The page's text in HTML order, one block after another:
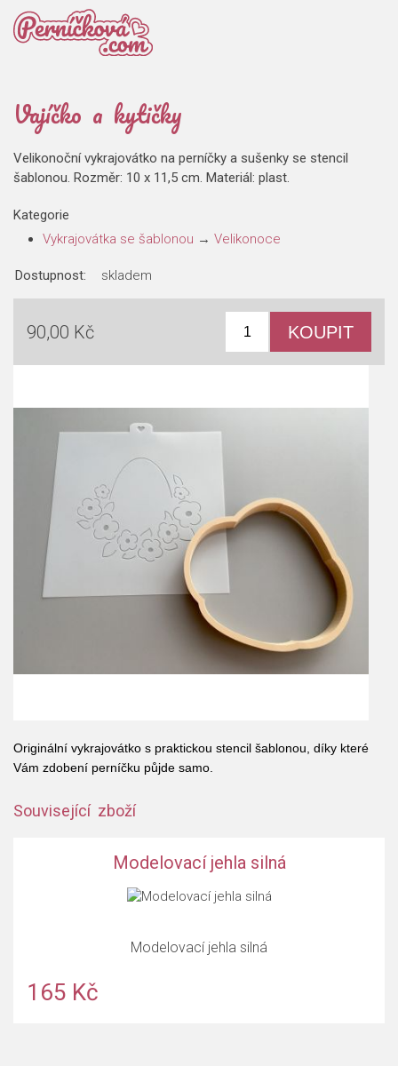
Vajíčko a kytičky
Velikonoční vykrajovátko na perníčky a sušenky se stencil
šablonou. Rozměr: 10 x 11,5 cm. Materiál: plast.
Kategorie
Vykrajovátka se šablonou → Velikonoce
Dostupnost: skladem
90,00 Kč
Originální vykrajovátko s praktickou stencil šablonou, díky které
Vám zdobení perníčku půjde samo.
Související zboží
Modelovací jehla silná
Modelovací jehla silná
165 Kč